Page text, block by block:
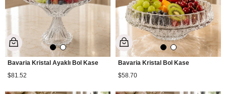
Bavaria Kristal Ayaklı Bol Kase
$81.52
Bavaria Kristal Bol Kase
$58.70